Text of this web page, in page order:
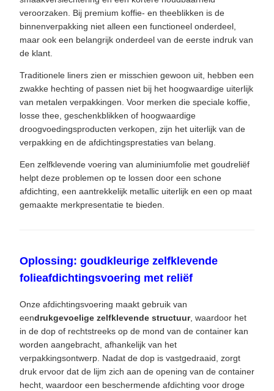
veroorzaken. Bij premium koffie- en theeblikken is de
binnenverpakking niet alleen een functioneel onderdeel,
maar ook een belangrijk onderdeel van de eerste indruk van
de klant.
Traditionele liners zien er misschien gewoon uit, hebben een
zwakke hechting of passen niet bij het hoogwaardige uiterlijk
van metalen verpakkingen. Voor merken die speciale koffie,
losse thee, geschenkblikken of hoogwaardige
droogvoedingsproducten verkopen, zijn het uiterlijk van de
verpakking en de afdichtingsprestaties van belang.
Een zelfklevende voering van aluminiumfolie met goudreliëf
helpt deze problemen op te lossen door een schone
afdichting, een aantrekkelijk metallic uiterlijk en een op maat
gemaakte merkpresentatie te bieden.
Oplossing: goudkleurige zelfklevende
folieafdichtingsvoering met reliëf
Onze afdichtingsvoering maakt gebruik van
eendrukgevoelige zelfklevende structuur, waardoor het
in de dop of rechtstreeks op de mond van de container kan
worden aangebracht, afhankelijk van het
verpakkingsontwerp. Nadat de dop is vastgedraaid, zorgt
druk ervoor dat de lijm zich aan de opening van de container
hecht, waardoor een beschermende afdichting voor droge